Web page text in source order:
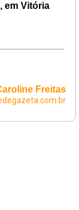
em Vitória
Freitas